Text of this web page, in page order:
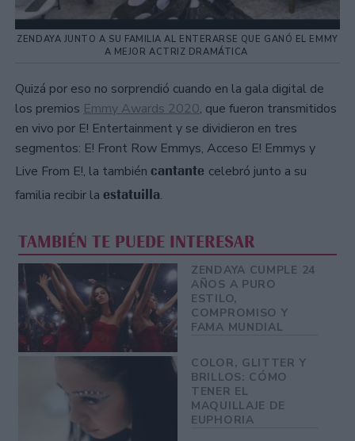
ZENDAYA JUNTO A SU FAMILIA AL ENTERARSE QUE GANÓ EL EMMY
A MEJOR ACTRIZ DRAMÁTICA
Quizá por eso no sorprendió cuando en la gala digital de
los premios Emmy Awards 2020, que fueron transmitidos
en vivo por E! Entertainment y se dividieron en tres
segmentos: E! Front Row Emmys, Acceso E! Emmys y
Live From E!, la también cantante celebró junto a su
familia recibir la estatuilla.
TAMBIÉN TE PUEDE INTERESAR
ZENDAYA CUMPLE 24
AÑOS A PURO
ESTILO,
COMPROMISO Y
FAMA MUNDIAL
COLOR, GLITTER Y
BRILLOS: CÓMO
TENER EL
MAQUILLAJE DE
EUPHORIA